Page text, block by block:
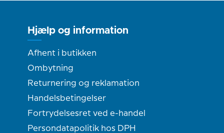
Hjælp og information
Afhent i butikken
Ombytning
Returnering og reklamation
Handelsbetingelser
Fortrydelsesret ved e-handel
Persondatapolitik hos DPH